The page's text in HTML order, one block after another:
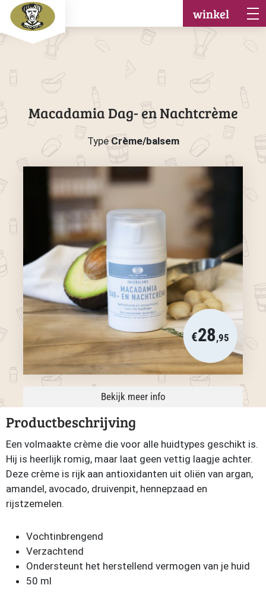
winkel
Macadamia Dag- en Nachtcrème
TypeCrème/balsem
€28,95
Bekijk meer info
Productbeschrijving
Een volmaakte crème die voor alle huidtypes geschikt is.
Hij is heerlijk romig, maar laat geen vettig laagje achter.
Deze crème is rijk aan antioxidanten uit oliën van argan,
amandel, avocado, druivenpit, hennepzaad en
rijstzemelen.
Vochtinbrengend
Verzachtend
Ondersteunt het herstellend vermogen van je huid
50 ml